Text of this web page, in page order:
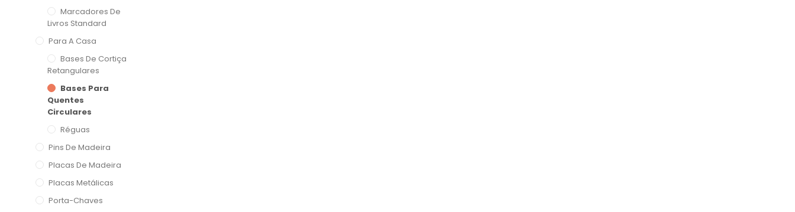
Marcadores De
Livros Standard
Para A Casa
Bases De Cortiça
Retangulares
Bases Para
Quentes
Circulares
Réguas
Pins De Madeira
Placas De Madeira
Placas Metálicas
Porta-Chaves